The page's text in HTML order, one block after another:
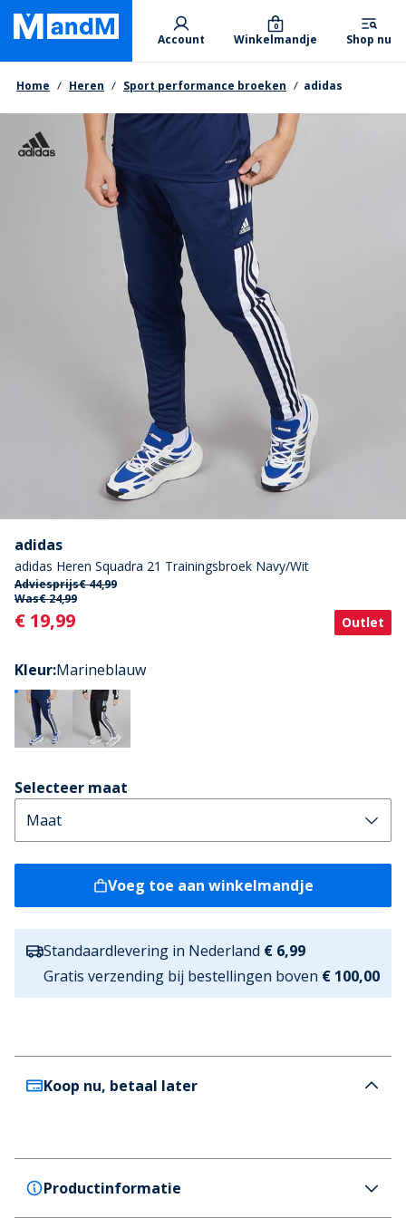
Skip
main
content
Primary departments
Account Winkelmandje
0
Shop nu
Kruimelpad
Home Heren Sport performance broeken adidas
adidas
adidas Heren Squadra 21 Trainingsbroek Navy/Wit
Adviesprijs€ 44,99
Was€ 24,99
Current
€ 19,99 Outlet
Kleur:Marineblauw
Selecteer maat
Voeg toe aan winkelmandje
Standaardlevering in Nederland € 6,99
Gratis verzending bij bestellingen boven € 100,00
Koop nu, betaal later
Productinformatie